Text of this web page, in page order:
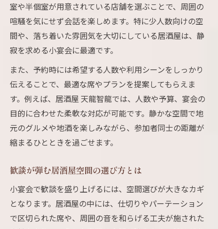
室や半個室が用意されている店舗を選ぶことで、周囲の
喧騒を気にせず会話を楽しめます。特に少人数向けの空
間や、落ち着いた雰囲気を大切にしている居酒屋は、静
寂を求める小宴会に最適です。
また、予約時には希望する人数や利用シーンをしっかり
伝えることで、最適な席やプランを提案してもらえま
す。例えば、居酒屋 天龍智龍では、人数や予算、宴会の
目的に合わせた柔軟な対応が可能です。静かな空間で地
元のグルメや地酒を楽しみながら、参加者同士の距離が
縮まるひとときを過ごせます。
歓談が弾む居酒屋空間の選び方とは
小宴会で歓談を盛り上げるには、空間選びが大きなカギ
となります。居酒屋の中には、仕切りやパーテーション
で区切られた席や、周囲の音を和らげる工夫が施された